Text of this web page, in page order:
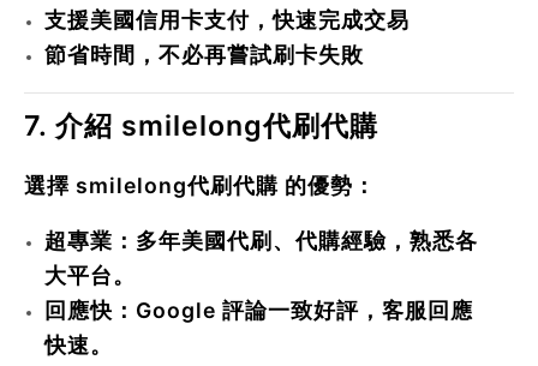
支援美國信用卡支付，快速完成交易
節省時間，不必再嘗試刷卡失敗
7. 介紹 smilelong代刷代購
選擇 smilelong代刷代購 的優勢：
超專業 ：多年美國代刷、代購經驗，熟悉各
大平台。
回應快 ：Google 評論一致好評，客服回應
快速。